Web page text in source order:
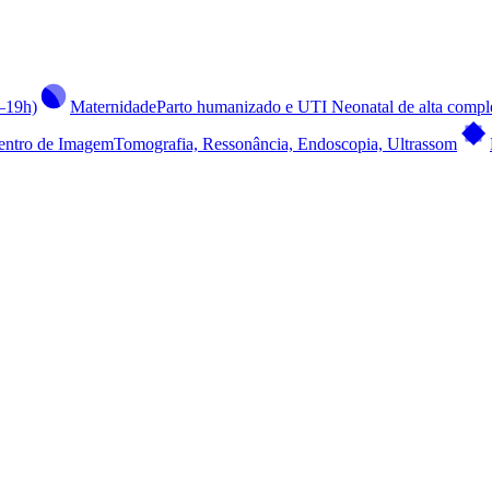
MaternidadeParto humanizado e UTI Neonatal de alta
de ImagemTomografia, Ressonância, Endoscopia, Ultrassom